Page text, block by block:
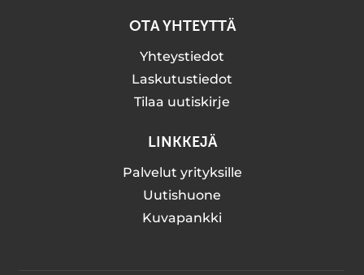
OTA YHTEYTTÄ
Yhteystiedot
Laskutustiedot
Tilaa uutiskirje
LINKKEJÄ
Palvelut yrityksille
Uutishuone
Kuvapankki